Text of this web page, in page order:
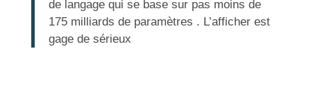
de langage qui se base sur pas moins de
175 milliards de paramètres . L’afficher est
gage de sérieux